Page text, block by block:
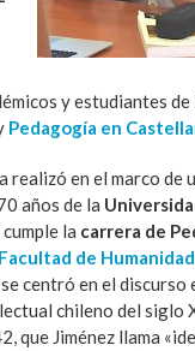
y estudiantes
Pedagogía en
realizó en el marco de
años de la
la carrera de
Facultad de
centró en el discurso
chileno del siglo
que Jiménez llama